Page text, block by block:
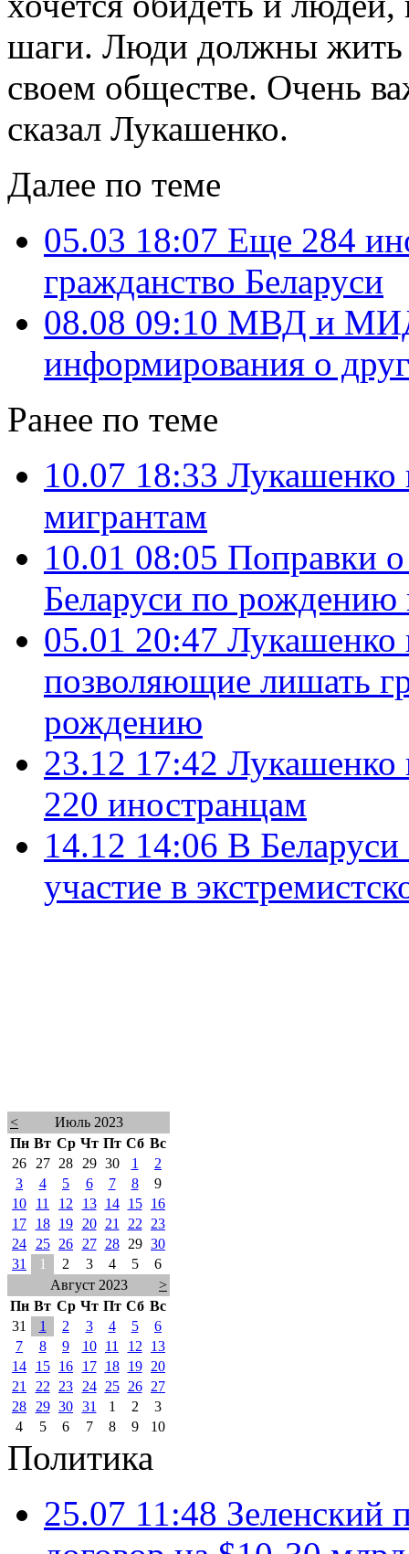
шаги. Люди должны жить
своем обществе. Очень
сказал Лукашенко.
Далее по теме
05.03 18:07 Еще 284
гражданство Беларуси
08.08 09:10 МВД и МИД
информирования о
Ранее по теме
10.07 18:33 Лукашенко
мигрантам
10.01 08:05 Поправки
Беларуси по рождению
05.01 20:47 Лукашенко
позволяющие лишать
рождению
23.12 17:42 Лукашенко
220 иностранцам
14.12 14:06 В Беларуси
участие в
<
Июль 2023
Пн Вт Ср Чт Пт Сб Вс
26
27 28 29 30 1
2
3
4 5 6 7 8
9
10
11 12 13 14 15
16
17
18 19 20 21 22
23
24
25 26 27 28 29 30
31
1 2 3 4 5
6
Август 2023
>
Пн Вт Ср Чт Пт Сб Вс
31
1 2 3 4 5
6
7
8 9 10 11 12
13
14
15 16 17 18 19
20
21
22 23 24 25 26
27
28
29 30 31 1 2
3
4
5 6 7 8 9 10
Политика
25.07 11:48 Зеленский